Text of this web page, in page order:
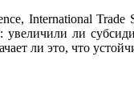
Trade
увеличили ли
ли это, что